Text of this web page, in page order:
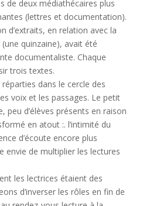
de deux médiathécaires plus
(lettres et documentation).
d’extraits, en relation avec la
quinzaine), avait été
documentaliste. Chaque
trois textes.
dans le cercle des
voix et les passages. Le petit
peu d’élèves présents en raison
en atout :. l’intimité du
d’écoute encore plus
envie de multiplier les lectures
les lectrices étaient des
d’inverser les rôles en fin de